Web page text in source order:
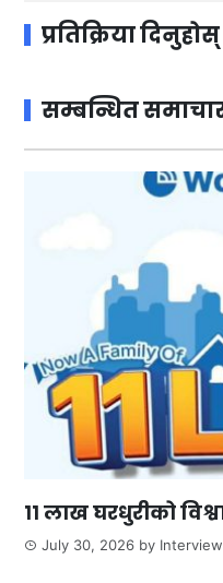
प्रतिक्रिया दिनुहोस्
सम्बन्धित
११ लाख घरधुरीको
July 30, 2026 by